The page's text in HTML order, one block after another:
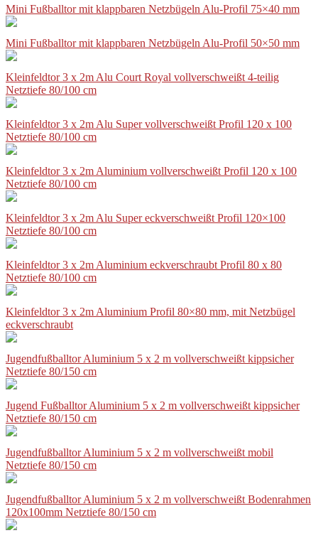
Mini Fußballtor mit klappbaren Netzbügeln Alu-Profil 75×40 mm
Mini Fußballtor mit klappbaren Netzbügeln Alu-Profil 50×50 mm
Kleinfeldtor 3 x 2m Alu Court Royal vollverschweißt 4-teilig
Netztiefe 80/100 cm
Kleinfeldtor 3 x 2m Alu Super vollverschweißt Profil 120 x 100
Netztiefe 80/100 cm
Kleinfeldtor 3 x 2m Aluminium vollverschweißt Profil 120 x 100
Netztiefe 80/100 cm
Kleinfeldtor 3 x 2m Alu Super eckverschweißt Profil 120×100
Netztiefe 80/100 cm
Kleinfeldtor 3 x 2m Aluminium eckverschraubt Profil 80 x 80
Netztiefe 80/100 cm
Kleinfeldtor 3 x 2m Aluminium Profil 80×80 mm, mit Netzbügel
eckverschraubt
Jugendfußballtor Aluminium 5 x 2 m vollverschweißt kippsicher
Netztiefe 80/150 cm
Jugend Fußballtor Aluminium 5 x 2 m vollverschweißt kippsicher
Netztiefe 80/150 cm
Jugendfußballtor Aluminium 5 x 2 m vollverschweißt mobil
Netztiefe 80/150 cm
Jugendfußballtor Aluminium 5 x 2 m vollverschweißt Bodenrahmen
120x100mm Netztiefe 80/150 cm